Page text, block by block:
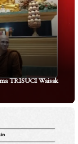
TRISUCI Waisak